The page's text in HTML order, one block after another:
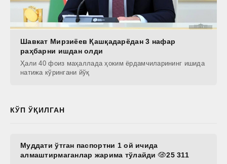
Шавкат Мирзиёев Қашқадарёдан 3 нафар
раҳбарни ишдан олди
Ҳали 40 фоиз маҳаллада ҳоким ёрдамчиларининг ишида
натижа кўрингани йўқ
КЎП ЎҚИЛГАН
Муддати ўтган паспортни 1 ой ичида
алмаштирмаганлар жарима тўлайди
25 311